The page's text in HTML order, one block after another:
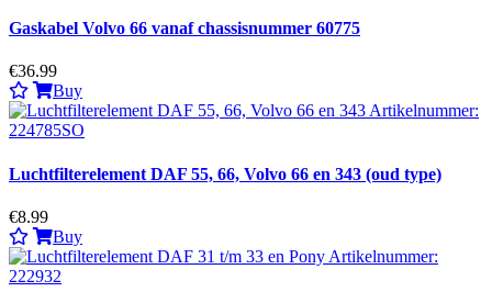
Gaskabel Volvo 66 vanaf chassisnummer 60775
€36.99
Buy
Luchtfilterelement DAF 55, 66, Volvo 66 en 343 (oud type)
€8.99
Buy